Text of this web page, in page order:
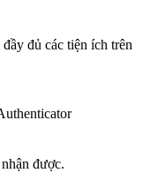
đủ các tiện ích trên
được.